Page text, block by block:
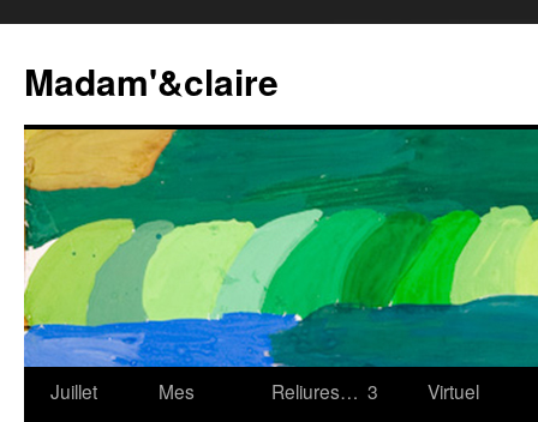
Madam'&claire
Juillet
Mes
Reliures… 3
Virtuel